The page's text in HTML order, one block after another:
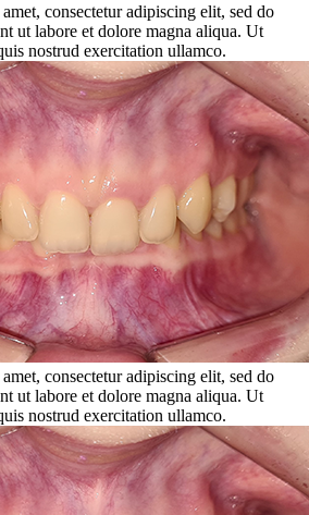
consectetur adipiscing elit, sed do
ut labore et dolore magna aliqua. Ut
nostrud exercitation ullamco.
consectetur adipiscing elit, sed do
ut labore et dolore magna aliqua. Ut
nostrud exercitation ullamco.